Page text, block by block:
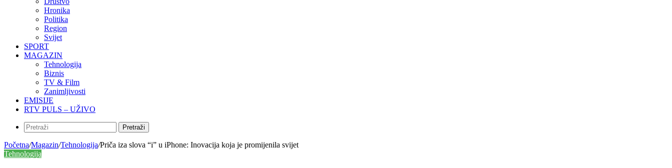
Hronika
Politika
Region
Svijet
SPORT
MAGAZIN
Tehnologija
Biznis
TV & Film
Zanimljivosti
EMISIJE
RTV PULS – UŽIVO
Pretraži
Početna/Magazin/Tehnologija/Priča iza slova “i” u iPhone: Inovacija koja je promijenila svijet
Tehnologija